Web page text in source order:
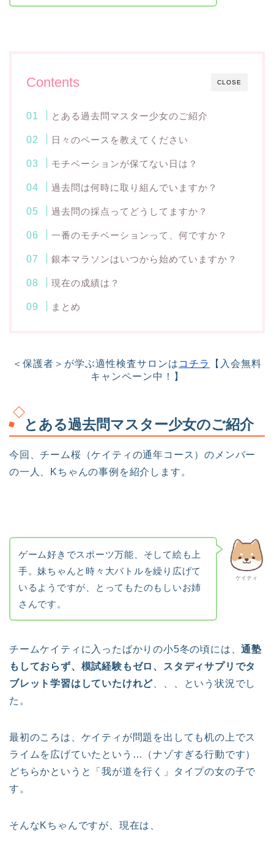
CLOSE
Contents
とある過去問マスター少女のご紹介
日々のペースを教えてください
モチベーションが保てない日は？
過去問は何時に取り組んでいますか？
過去問の採点ってどうしてますか？
一番のモチベーションって、何ですか？
銀本マラソンはいつから始めていますか？
現在の成績は？
まとめ
＜保護者＞が学ぶ適性検査サロンは コチラ
【入会無料
キャンペーン中！】
とある過去問マスター少女のご紹介
今回、チーム桜（ケイティの通年コース）のメンバー
の一人、Kちゃんの事例を紹介します。
ケイティ
ゲーム好きでスポーツ万能、そして絵も上
手。妹ちゃんと時々大バトルを繰り広げて
いるようですが、とってもたのもしいお姉
さんです。
チームケイティに入ったばかりの小5冬の頃には、通塾
もしておらず、模試経験もゼロ、スタディサプリでタ
ブレット学習はしていたけれど、、、という状況でし
た。
最初のころは、ケイティが問題を出しても机の上でス
ライムを広げていたという…（ナゾすぎる行動です）
どちらかというと「我が道を行く」タイプの女の子で
す。
そんなKちゃんですが、現在は、